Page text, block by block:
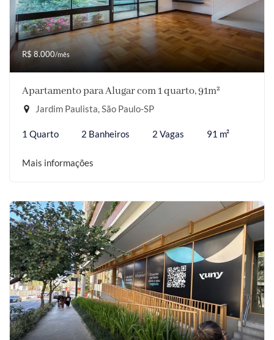
R$ 8.000/mês
Apartamento para Alugar com 1 quarto, 91m²
Jardim Paulista, São Paulo-SP
1 Quarto 2 Banheiros 2 Vagas 91 m²
Mais informações